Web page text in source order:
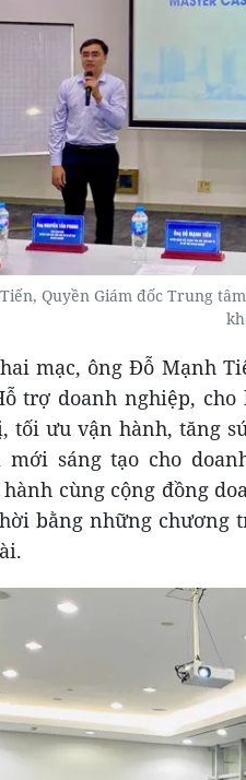
Quyền Giám đốc Trung
mạc, ông Đỗ Mạnh
trợ doanh nghiệp,
tối ưu vận hành, tăng
mới sáng tạo cho
cùng cộng đồng
bằng những chương